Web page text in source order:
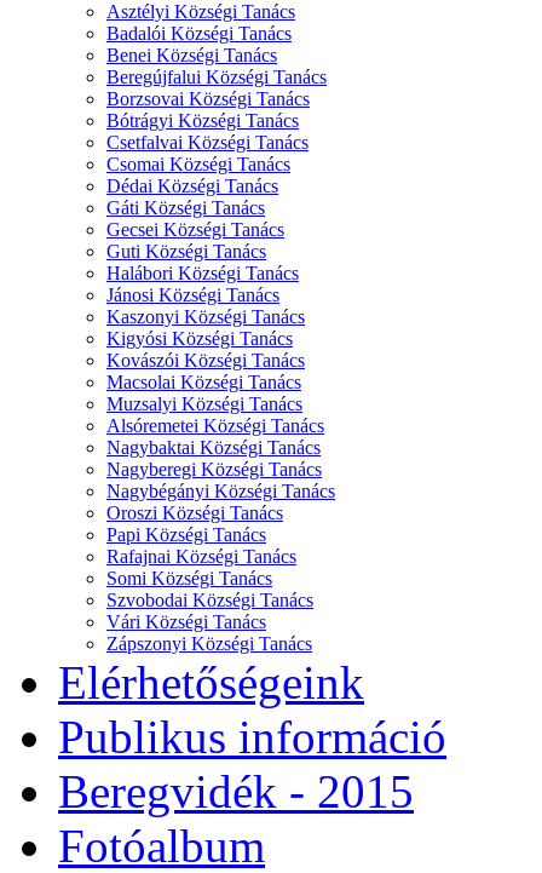
Asztélyi Községi Tanács
Badalói Községi Tanács
Benei Községi Tanács
Beregújfalui Községi Tanács
Borzsovai Községi Tanács
Bótrágyi Községi Tanács
Csetfalvai Községi Tanács
Csomai Községi Tanács
Dédai Községi Tanács
Gáti Községi Tanács
Gecsei Községi Tanács
Guti Községi Tanács
Halábori Községi Tanács
Jánosi Községi Tanács
Kaszonyi Községi Tanács
Kigyósi Községi Tanács
Kovászói Községi Tanács
Macsolai Községi Tanács
Muzsalyi Községi Tanács
Alsóremetei Községi Tanács
Nagybaktai Községi Tanács
Nagyberegi Községi Tanács
Nagybégányi Községi Tanács
Oroszi Községi Tanács
Papi Községi Tanács
Rafajnai Községi Tanács
Somi Községi Tanács
Szvobodai Községi Tanács
Vári Községi Tanács
Zápszonyi Községi Tanács
Elérhetőségeink
Publikus információ
Beregvidék - 2015
Fotóalbum